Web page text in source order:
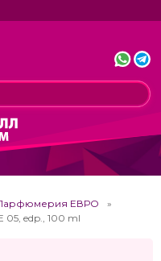
ЕВРО
05, edp., 100 ml